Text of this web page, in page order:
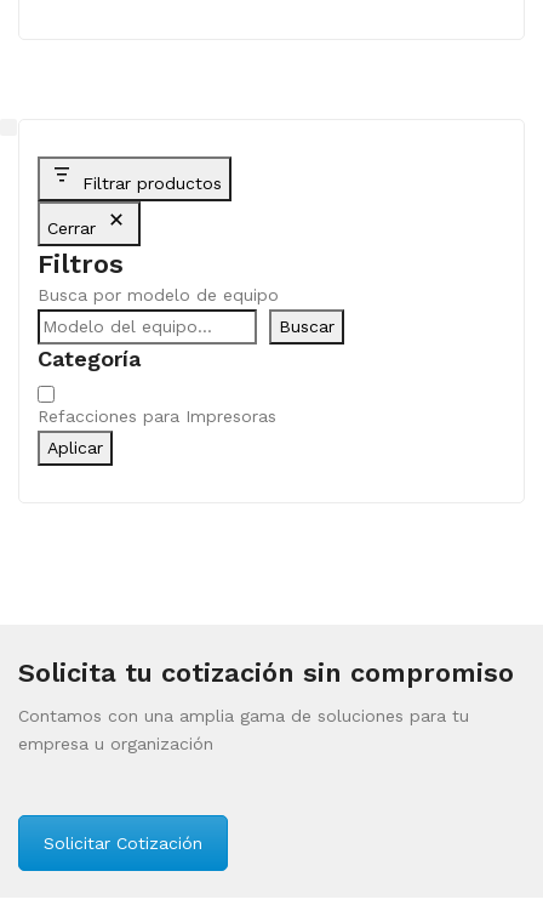
Filtrar productos
Cerrar
Filtros
Busca por modelo de equipo
Buscar
Categoría
Categoría
Refacciones para Impresoras
Aplicar
Solicita tu cotización sin compromiso
Contamos con una amplia gama de soluciones para tu
empresa u organización
Solicitar Cotización